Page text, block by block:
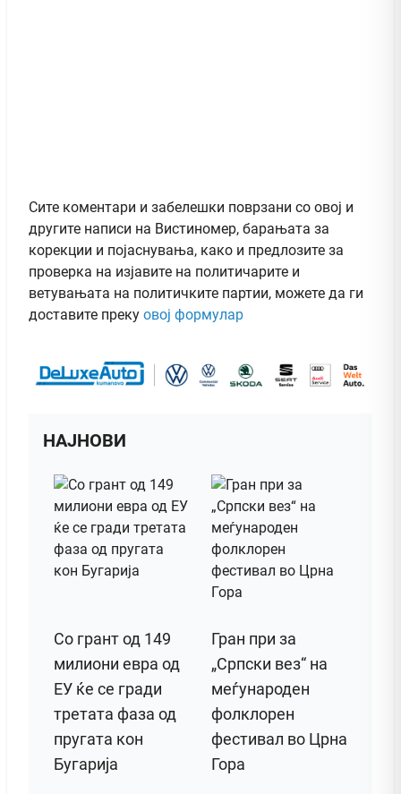
Сите коментари и забелешки поврзани со овој и
другите написи на Вистиномер, барањата за
корекции и појаснувања, како и предлозите за
проверка на изјавите на политичарите и
ветувањата на политичките партии, можете да ги
доставите преку овој формулар
НАЈНОВИ
Со грант од 149
милиони евра од
ЕУ ќе се гради
третата фаза од
пругата кон
Бугарија
Гран при за
„Српски вез“ на
меѓународен
фолклорен
фестивал во Црна
Гора